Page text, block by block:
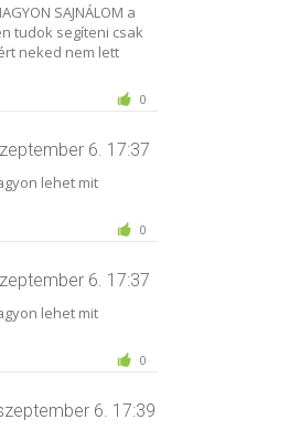
SAJNÁLOM a
tudok segíteni csak
neked nem lett
0
6. 17:37
lehet mit
0
6. 17:37
lehet mit
0
6. 17:39